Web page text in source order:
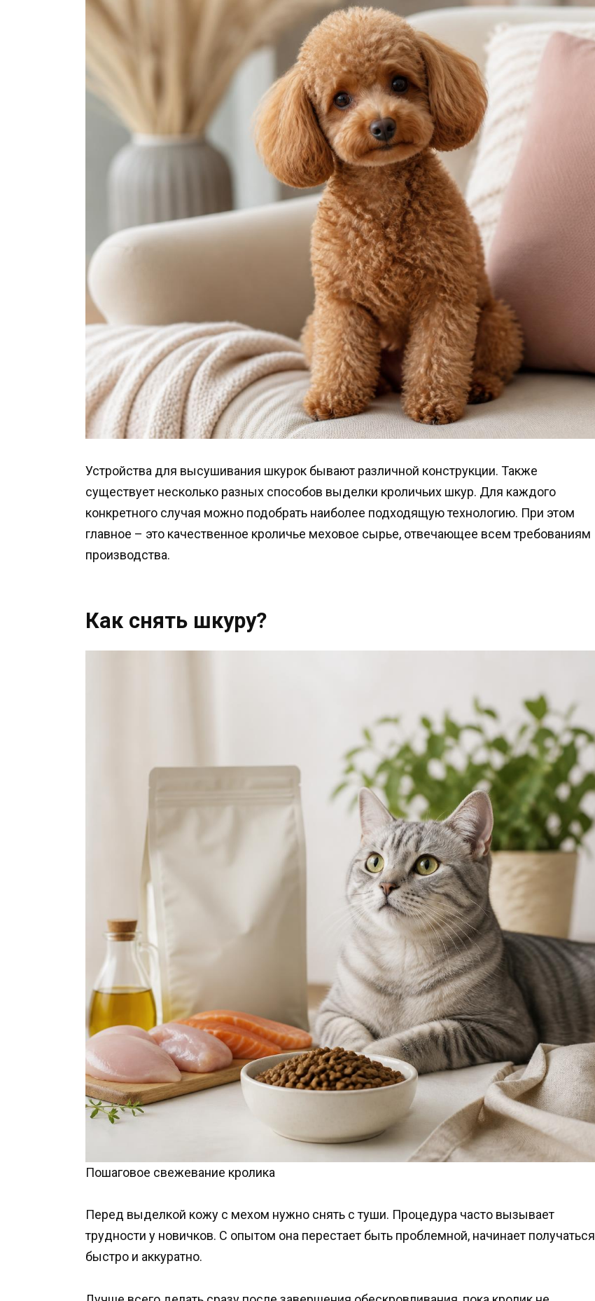
Устройства для высушивания шкурок бывают различной конструкции. Также
существует несколько разных способов выделки кроличьих шкур. Для каждого
конкретного случая можно подобрать наиболее подходящую технологию. При этом
главное – это качественное кроличье меховое сырье, отвечающее всем требованиям
производства.
Как снять шкуру?
Пошаговое свежевание кролика
Перед выделкой кожу с мехом нужно снять с туши. Процедура часто вызывает
трудности у новичков. С опытом она перестает быть проблемной, начинает получаться
быстро и аккуратно.